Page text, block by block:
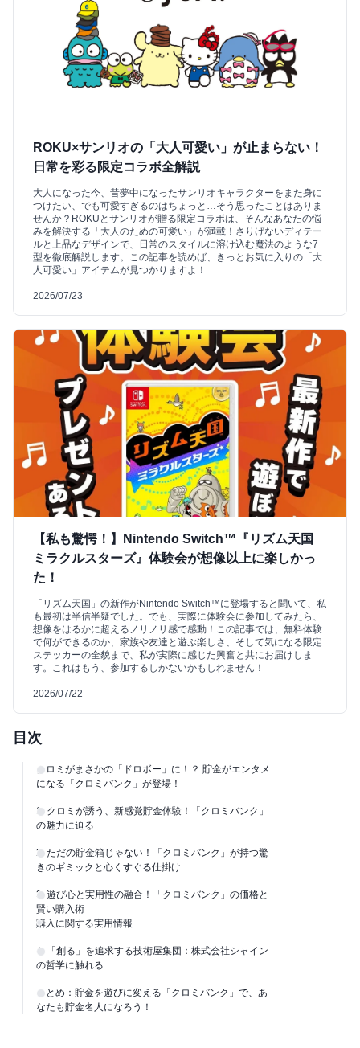
ROKU×サンリオの「大人可愛い」が止まらない！
日常を彩る限定コラボ全解説
大人になった今、昔夢中になったサンリオキャラクターをまた身に
つけたい、でも可愛すぎるのはちょっと…そう思ったことはありま
せんか？ROKUとサンリオが贈る限定コラボは、そんなあなたの悩
みを解決する「大人のための可愛い」が満載！さりげないディテー
ルと上品なデザインで、日常のスタイルに溶け込む魔法のような7
型を徹底解説します。この記事を読めば、きっとお気に入りの「大
人可愛い」アイテムが見つかりますよ！
2026/07/23
【私も驚愕！】Nintendo Switch™『リズム天国
ミラクルスターズ』体験会が想像以上に楽しかっ
た！
「リズム天国」の新作がNintendo Switch™に登場すると聞いて、私
も最初は半信半疑でした。でも、実際に体験会に参加してみたら、
想像をはるかに超えるノリノリ感で感動！この記事では、無料体験
で何ができるのか、家族や友達と遊ぶ楽しさ、そして気になる限定
ステッカーの全貌まで、私が実際に感じた興奮と共にお届けしま
す。これはもう、参加するしかないかもしれません！
2026/07/22
目次
クロミがまさかの「ドロボー」に！？ 貯金がエンタメ
になる「クロミバンク」が登場！
1. クロミが誘う、新感覚貯金体験！「クロミバンク」
の魅力に迫る
2. ただの貯金箱じゃない！「クロミバンク」が持つ驚
きのギミックと心くすぐる仕掛け
3. 遊び心と実用性の融合！「クロミバンク」の価格と
賢い購入術
購入に関する実用情報
4. 「創る」を追求する技術屋集団：株式会社シャイン
の哲学に触れる
まとめ：貯金を遊びに変える「クロミバンク」で、あ
なたも貯金名人になろう！